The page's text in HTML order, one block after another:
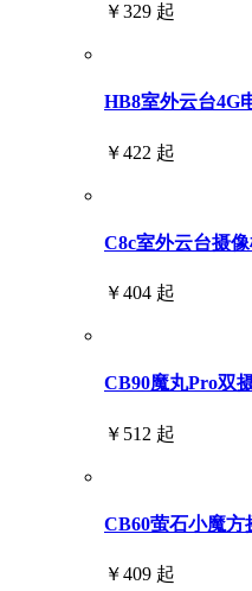
￥329 起
HB8室外云台4G
￥422 起
C8c室外云台摄
￥404 起
CB90魔丸Pro双
￥512 起
CB60萤石小魔方
￥409 起